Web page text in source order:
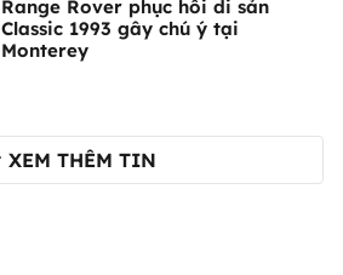
Range Rover phục hồi di sản
Classic 1993 gây chú ý tại
Monterey
XEM THÊM TIN